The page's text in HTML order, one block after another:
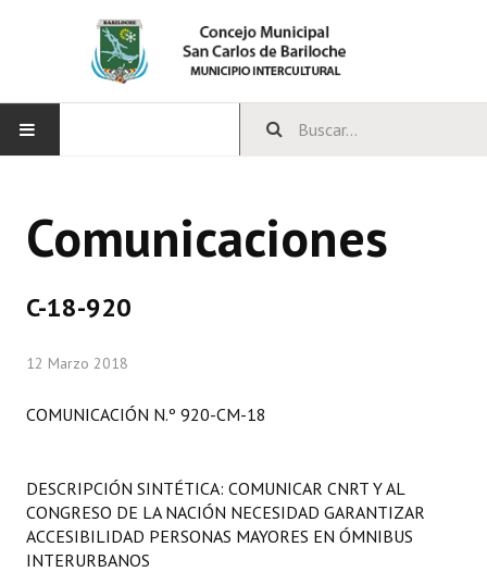
CONCEJO
Comisiones Especiales
Programas
LEGISLACIÓN
Comunicaciones
C-18-920
12 Marzo 2018
COMUNICACIÓN N.º 920-CM-18
DESCRIPCIÓN SINTÉTICA: COMUNICAR CNRT Y AL
CONGRESO DE LA NACIÓN NECESIDAD GARANTIZAR
ACCESIBILIDAD PERSONAS MAYORES EN ÓMNIBUS
INTERURBANOS